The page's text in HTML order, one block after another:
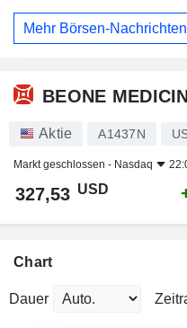
Mehr Börsen-Nachrichten
BEONE
Aktie A1437N
Markt geschlossen - Nasdaq
327,53 USD
Chart
Dauer